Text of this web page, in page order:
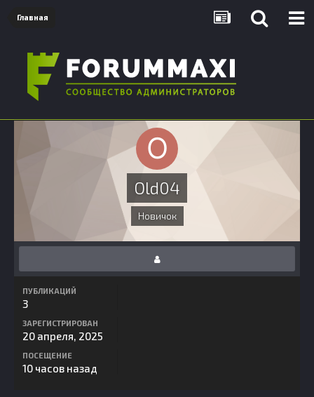
Главная
Old04
Новичок
ПУБЛИКАЦИЙ
3
ЗАРЕГИСТРИРОВАН
20 апреля, 2025
ПОСЕЩЕНИЕ
10 часов назад